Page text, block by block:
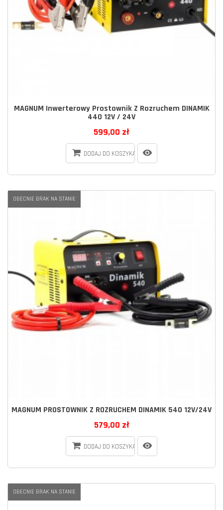
MAGNUM Inwerterowy Prostownik Z Rozruchem DINAMIK
440 12V / 24V
599,00 zł
DODAJ DO KOSZYKA
MAGNUM PROSTOWNIK Z ROZRUCHEM DINAMIK 540 12V/24V
579,00 zł
DODAJ DO KOSZYKA
OBECNIE BRAK NA STANIE
OBECNIE BRAK NA STANIE